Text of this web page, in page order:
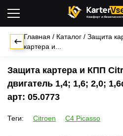
Главная / Каталог /Защита
картера и...
Защита картера и КПП
двигатель 1,4; 1,6; 2,0;
арт: 05.0773
Теги: Citroen C4 Picasso